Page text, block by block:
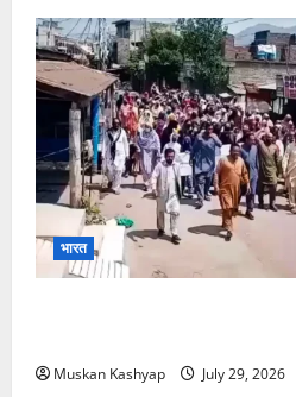
भारत
Muskan Kashyap July 29, 2026